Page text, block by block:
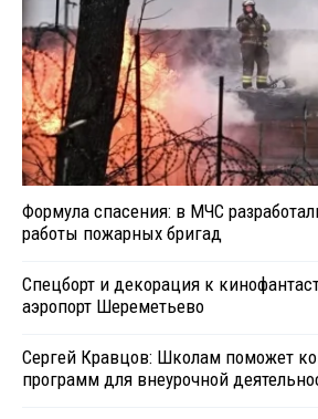
Формула спасения: в МЧС
работы пожарных бригад
Спецборт и декорация к
аэропорт Шереметьево
Сергей Кравцов: Школам поможет
программ для внеурочной